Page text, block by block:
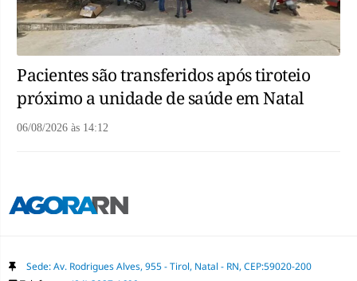
Pacientes são transferidos após tiroteio
próximo a unidade de saúde em Natal
06/08/2026 às 14:12
Sede: Av. Rodrigues Alves, 955 - Tirol, Natal - RN, CEP:59020-200